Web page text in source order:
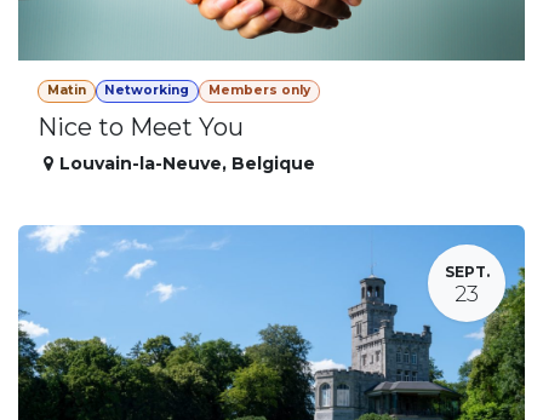
Matin Networking Members only
Nice to Meet You
Louvain-la-Neuve, Belgique
SEPT.
23